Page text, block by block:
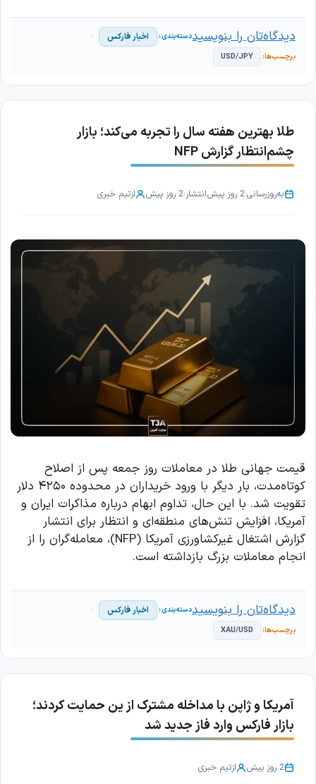
اخبار فارکس
USD/JPY
دیدگاه‌تان را بنویسید
طلا بهترین هفته سال را تجربه می‌کند؛ بازار
چشم‌انتظار گزارش NFP
به‌روزرسانی:2 روز پیش انتشار:2 روز پیش ازتیم خبری
قیمت جهانی طلا در معاملات روز جمعه پس از اصلاح
کوتاه‌مدت، بار دیگر با ورود خریداران در محدوده ۴۲۵۰ دلار
تقویت شد. با این حال، تداوم ابهام درباره مذاکرات ایران و
آمریکا، افزایش تنش‌های منطقه‌ای و انتظار برای انتشار
گزارش اشتغال غیرکشاورزی آمریکا (NFP)، معامله‌گران را از
انجام معاملات بزرگ بازداشته است.
اخبار فارکس
XAU/USD
دیدگاه‌تان را بنویسید
آمریکا و ژاپن با مداخله مشترک از ین حمایت کردند؛
بازار فارکس وارد فاز جدید شد
2 روز پیش ازتیم خبری